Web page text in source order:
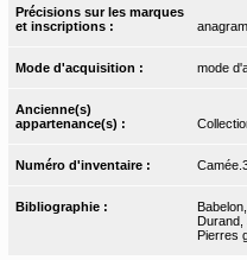
Précisions sur les marques
et inscriptions :
Mode d'acquisition : mode
Ancienne(s)
appartenance(s) :
Numéro d'inventaire :
Bibliographie :
Durand,
Pierres